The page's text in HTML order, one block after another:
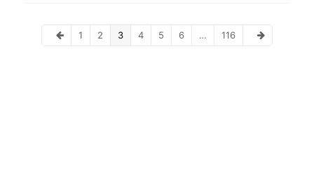
Précédent
Pages
1 Pages
2 Pages
3 Pages
4 Pages
5 Pages
6 … Pages
116 Suivant